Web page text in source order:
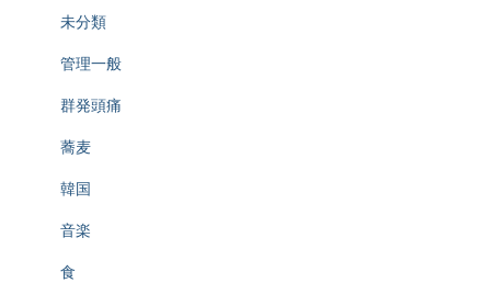
未分類
管理一般
群発頭痛
蕎麦
韓国
音楽
食